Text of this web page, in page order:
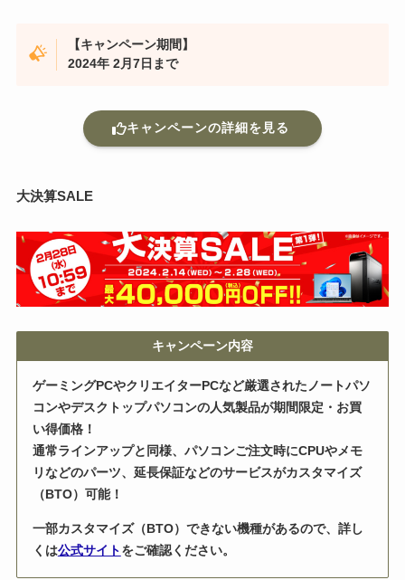
【キャンペーン期間】
2024年 2月7日まで
キャンペーンの詳細を見る
大決算SALE
キャンペーン内容
ゲーミングPCやクリエイターPCなど厳選されたノートパソ
コンやデスクトップパソコンの人気製品が期間限定・お買
い得価格！
通常ラインアップと同様、パソコンご注文時にCPUやメモ
リなどのパーツ、延長保証などのサービスがカスタマイズ
（BTO）可能！
一部カスタマイズ（BTO）できない機種があるので、詳し
くは公式サイト をご確認ください。